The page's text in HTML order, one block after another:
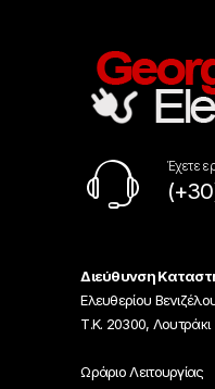
Έχετε
Διεύθυνση
Ελευθερίου
Τ.Κ. 20300, Λουτράκι
Ωράριο Λειτουργίας